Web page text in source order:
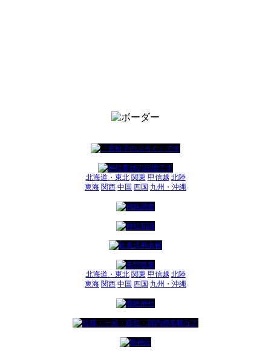
北海道・東北 関東 甲信越 北陸
東海 関西 中国 四国 九州・沖縄
北海道・東北 関東 甲信越 北陸
東海 関西 中国 四国 九州・沖縄